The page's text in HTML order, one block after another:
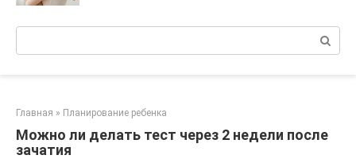
Главная » Планирование ребенка
Можно ли делать тест через 2 недели после
зачатия